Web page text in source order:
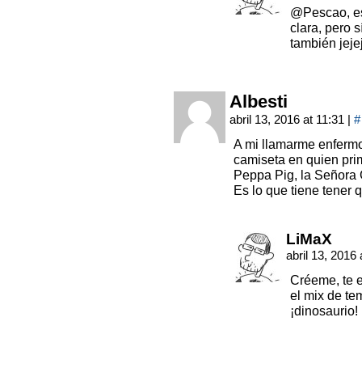
@Pescao,
clara, pero
también
Albesti
abril 13, 2016 at 11:31 | #
A mi llamarme
camiseta en quien
Peppa Pig, la Señora
Es lo que tiene tener
LiMaX
abril 13, 2016
Créeme, te
el mix de
¡dinosaurio!